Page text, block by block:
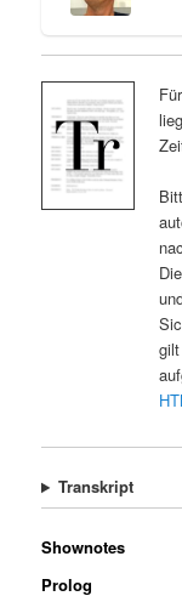
Transkript
Shownotes
Prolog